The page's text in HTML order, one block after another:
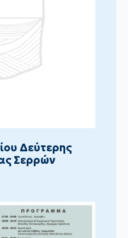
Δεύτερης
Σερρών